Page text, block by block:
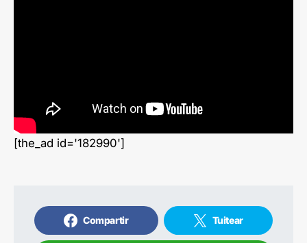
[the_ad id='182990']
Compartir Tuitear